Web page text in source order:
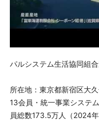
パルシステム生活協同組
所在地：東京都新宿区大
13会員・統一事業システ
員総数173.5万人（2024年